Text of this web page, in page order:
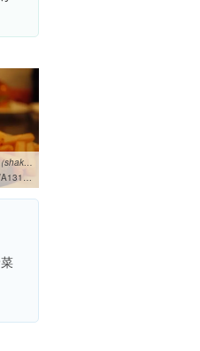
シェイクツリー バーガー＆バー （shake tree burger&bar） - 両国 ...